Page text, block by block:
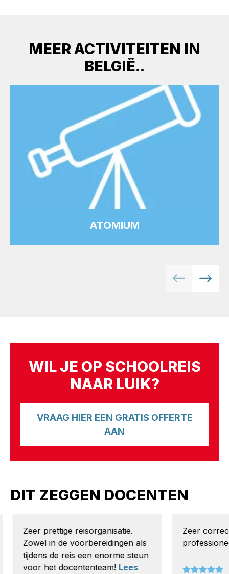
MEER ACTIVITEITEN IN
BELGIË..
ATOMIUM
WIL JE OP SCHOOLREIS
NAAR LUIK?
VRAAG HIER EEN GRATIS OFFERTE
AAN
DIT ZEGGEN DOCENTEN
Zeer prettige reisorganisatie.
Zowel in de voorbereidingen als
tijdens de reis een enorme steun
voor het docententeam! Lees
Zeer